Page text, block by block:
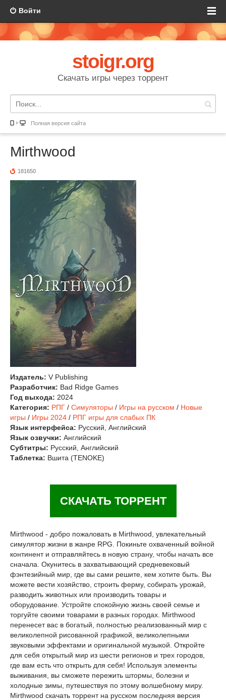
Войти
stoigr.org
Скачать игры через торрент
Полная версия сайта
Mirthwood
181650
Издатель: V Publishing
Разработчик: Bad Ridge Games
Год выхода: 2024
Категория: РПГ / Симуляторы / Игры на русском / Новые
игры / Игры 2024 / РПГ игры для слабых ПК
Язык интерфейса: Русский, Английский
Язык озвучки: Английский
Субтитры: Русский, Английский
Таблетка: Вшита (TENOKE)
СКАЧАТЬ ТОРРЕНТ
Mirthwood - добро пожаловать в Mirthwood, увлекательный
симулятор жизни в жанре RPG. Покиньте охваченный войной
континент и отправляйтесь в новую страну, чтобы начать все
сначала. Окунитесь в захватывающий средневековый
фэнтезийный мир, где вы сами решите, кем хотите быть. Вы
можете вести хозяйство, строить ферму, собирать урожай,
разводить животных или производить товары и
оборудование. Устройте спокойную жизнь своей семье и
торгуйте своими товарами в разных городах. Mirthwood
перенесет вас в богатый, полностью реализованный мир с
великолепной рисованной графикой, великолепными
звуковыми эффектами и оригинальной музыкой. Откройте
для себя открытый мир из шести регионов и трех городов,
где вам есть что открыть для себя! Используя элементы
выживания, вы сможете пережить штормы, болезни и
холодные зимы, путешествуя по этому волшебному миру.
Mirthwood скачать торрент на русском последняя версия